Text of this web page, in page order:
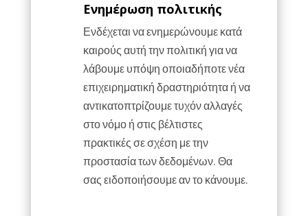
Ενημέρωση πολιτικής
Ενδέχεται να ενημερώνουμε κατά
καιρούς αυτή την πολιτική για να
λάβουμε υπόψη οποιαδήποτε νέα
επιχειρηματική δραστηριότητα ή να
αντικατοπτρίζουμε τυχόν αλλαγές
στο νόμο ή στις βέλτιστες
πρακτικές σε σχέση με την
προστασία των δεδομένων. Θα
σας ειδοποιήσουμε αν το κάνουμε.